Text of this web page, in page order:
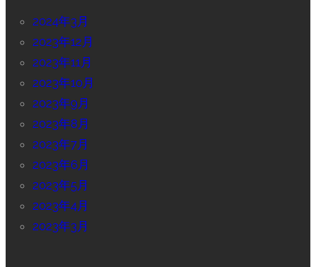
2024年3月
2023年12月
2023年11月
2023年10月
2023年9月
2023年8月
2023年7月
2023年6月
2023年5月
2023年4月
2023年3月